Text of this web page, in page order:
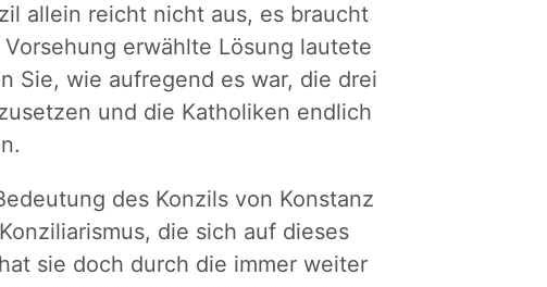
allein reicht nicht aus, es braucht
erwählte Lösung lautete
Sie, wie aufregend es war, die drei
und die Katholiken endlich
des Konzils von Konstanz
die sich auf dieses
sie doch durch die immer weiter